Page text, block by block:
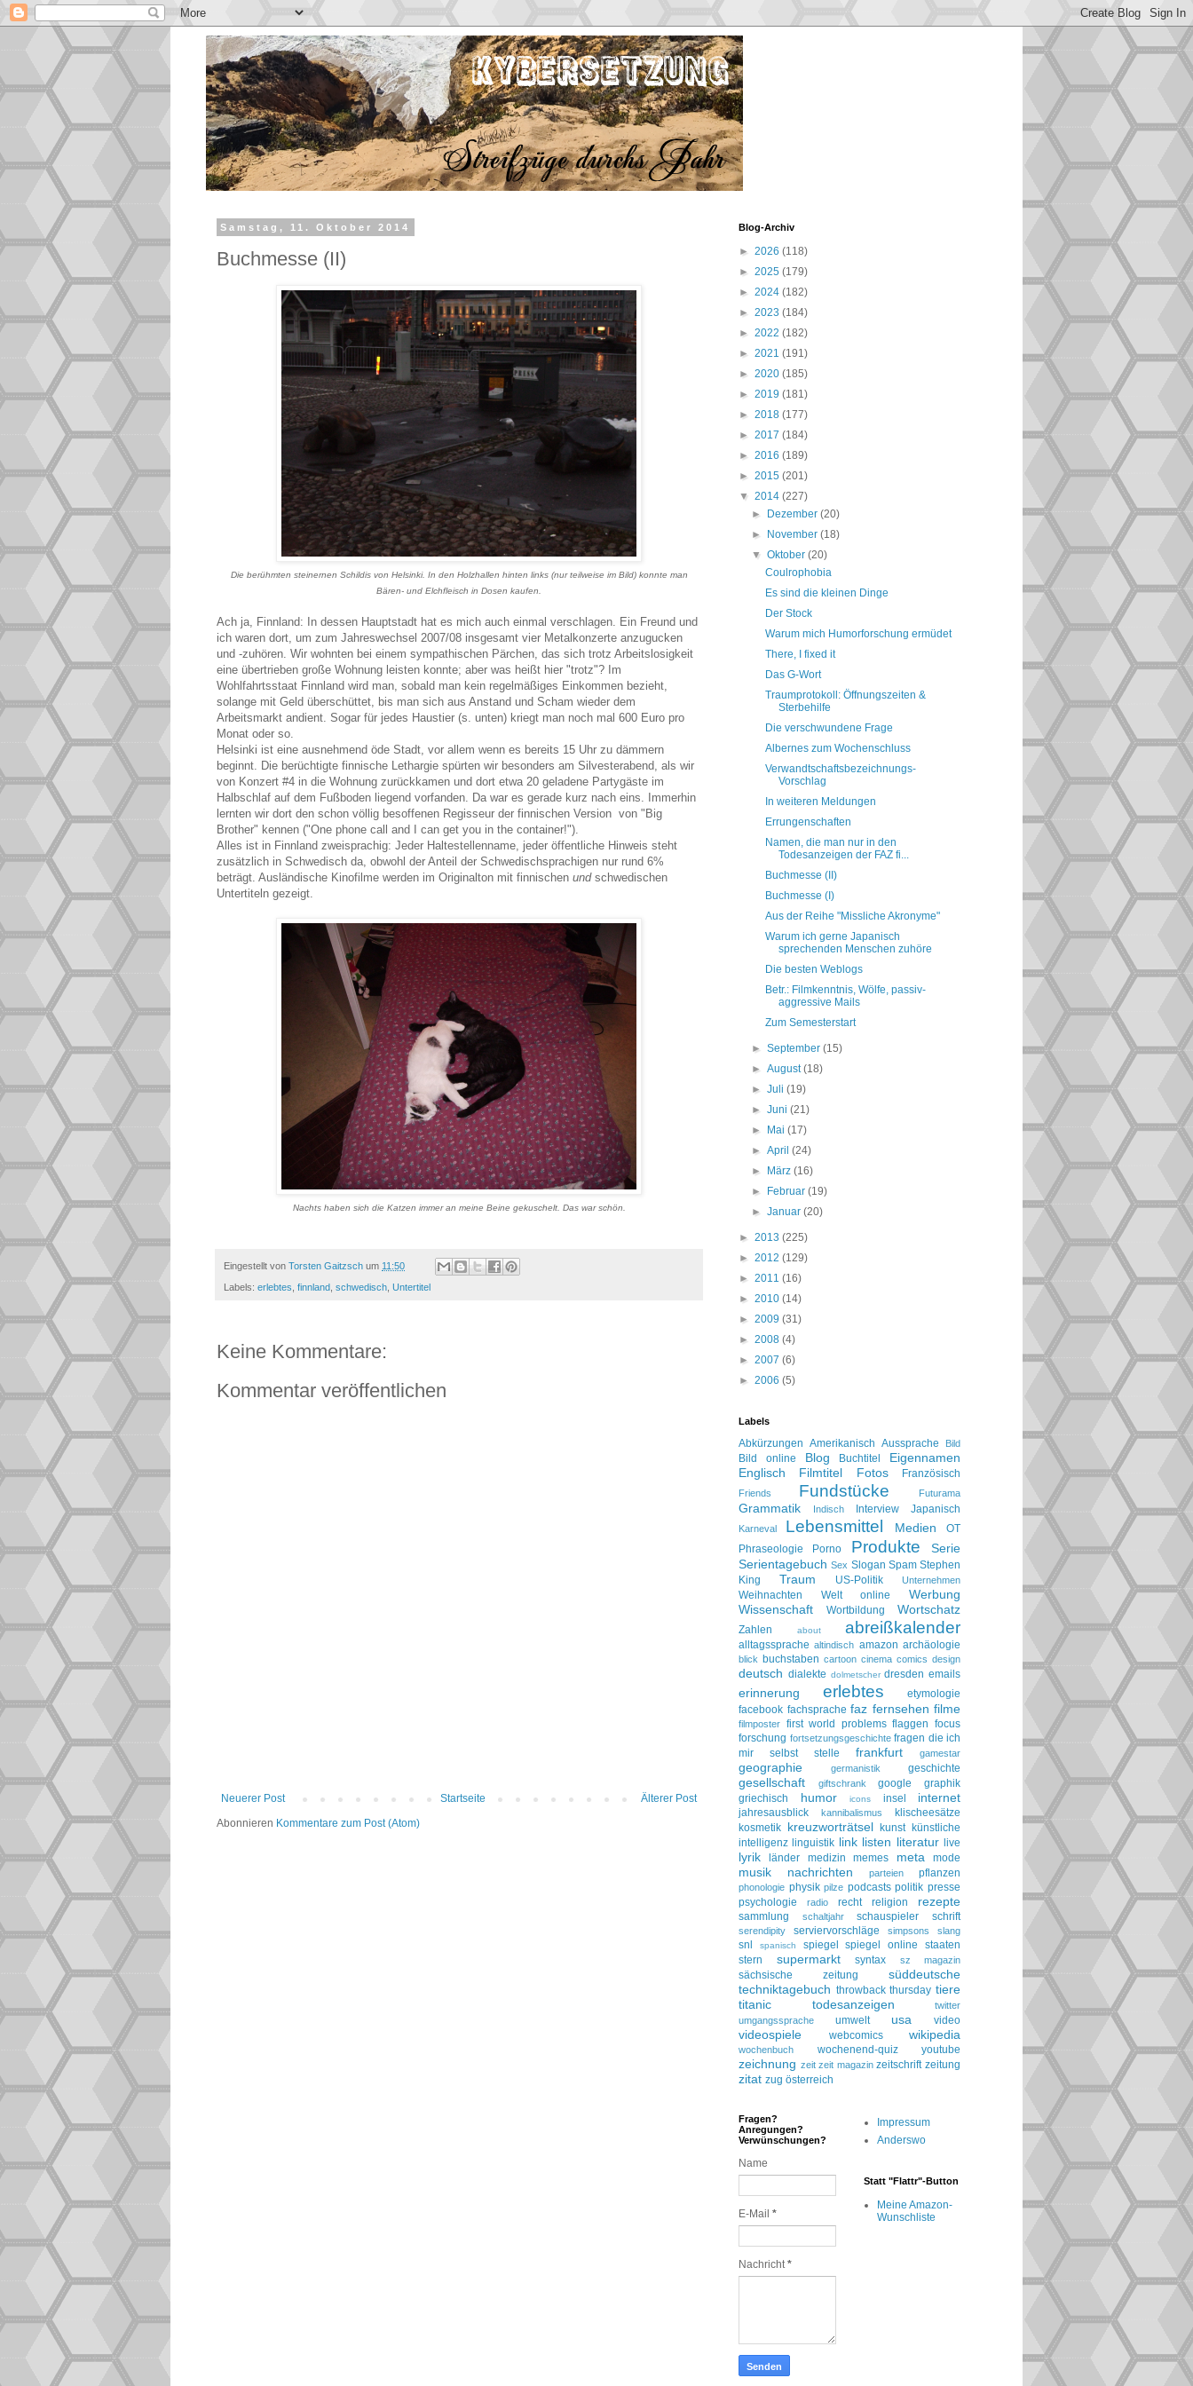
Samstag, 11. Oktober 2014
Buchmesse (II)
Die berühmten steinernen Schildis von Helsinki. In den Holzhallen hinten links (nur teilweise im Bild) konnte man
Bären- und Elchfleisch in Dosen kaufen.
Ach ja, Finnland: In dessen Hauptstadt hat es mich auch einmal verschlagen. Ein Freund und
ich waren dort, um zum Jahreswechsel 2007/08 insgesamt vier Metalkonzerte anzugucken
und -zuhören. Wir wohnten bei einem sympathischen Pärchen, das sich trotz Arbeitslosigkeit
eine übertrieben große Wohnung leisten konnte; aber was heißt hier "trotz"? Im
Wohlfahrtsstaat Finnland wird man, sobald man kein regelmäßiges Einkommen bezieht,
solange mit Geld überschüttet, bis man sich aus Anstand und Scham wieder dem
Arbeitsmarkt andient. Sogar für jedes Haustier (s. unten) kriegt man noch mal 600 Euro pro
Monat oder so.
Helsinki ist eine ausnehmend öde Stadt, vor allem wenn es bereits 15 Uhr zu dämmern
beginnt. Die berüchtigte finnische Lethargie spürten wir besonders am Silvesterabend, als wir
von Konzert #4 in die Wohnung zurückkamen und dort etwa 20 geladene Partygäste im
Halbschlaf auf dem Fußboden liegend vorfanden. Da war es gerade kurz nach eins. Immerhin
lernten wir dort den schon völlig besoffenen Regisseur der finnischen Version von "Big
Brother" kennen ("One phone call and I can get you in the container!").
Alles ist in Finnland zweisprachig: Jeder Haltestellenname, jeder öffentliche Hinweis steht
zusätzlich in Schwedisch da, obwohl der Anteil der Schwedischsprachigen nur rund 6%
beträgt. Ausländische Kinofilme werden im Originalton mit finnischen und schwedischen
Untertiteln gezeigt.
Nachts haben sich die Katzen immer an meine Beine gekuschelt. Das war schön.
Eingestellt von Torsten Gaitzsch um 11:50
Labels: erlebtes finnland schwedisch Untertitel
Keine Kommentare:
Kommentar veröffentlichen
Neuerer Post Älterer Post
Startseite
Abonnieren Kommentare zum Post (Atom)
Blog-Archiv
► 2026 (118)
► 2025 (179)
► 2024 (182)
► 2023 (184)
► 2022 (182)
► 2021 (191)
► 2020 (185)
► 2019 (181)
► 2018 (177)
► 2017 (184)
► 2016 (189)
► 2015 (201)
▼ 2014 (227)
►
Dezember(20)
►
November(18)
▼Oktober(20)
Coulrophobia
Es sind die kleinen Dinge
Der Stock
Warum mich Humorforschung ermüdet
There, I fixed it
Das G-Wort
Traumprotokoll: Öffnungszeiten &
Sterbehilfe
Die verschwundene Frage
Albernes zum Wochenschluss
Verwandtschaftsbezeichnungs-
Vorschlag
In weiteren Meldungen
Errungenschaften
Namen, die man nur in den
Todesanzeigen der FAZ fi...
Buchmesse (II)
Buchmesse (I)
Aus der Reihe "Missliche Akronyme"
Warum ich gerne Japanisch
sprechenden Menschen zuhöre
Die besten Weblogs
Betr.: Filmkenntnis, Wölfe, passiv-
aggressive Mails
Zum Semesterstart
►September(15)
►August(18)
►Juli(19)
►Juni(21)
►
Mai(17)
►April(24)
►
März(16)
►
Februar(19)
►Januar(20)
► 2013 (225)
► 2012 (129)
► 2011 (16)
► 2010 (14)
► 2009 (31)
► 2008 (4)
► 2007 (6)
► 2006 (5)
Labels
Abkürzungen Amerikanisch Aussprache Bild
Bild online Blog Buchtitel
Eigennamen
Englisch
Filmtitel Fotos Französisch
Friends Fundstücke Futurama
Grammatik Indisch Interview Japanisch
Karneval Lebensmittel Medien
OT
Phraseologie
Porno Produkte
Serie
Serientagebuch Sex Slogan Spam Stephen
King
Traum US-Politik Unternehmen
Weihnachten Welt online
Werbung
Wissenschaft
Wortbildung Wortschatz
Zahlen about abreißkalender
alltagssprache altindisch amazon archäologie
blick buchstaben cartoon cinema comics design
deutsch dialekte dolmetscher dresden emails
erinnerung erlebtes
etymologie
facebook fachsprache faz fernsehen filme
filmposter first world problems flaggen focus
forschung fortsetzungsgeschichte fragen die ich
mir selbst stelle
frankfurt gamestar
geographie germanistik geschichte
gesellschaft giftschrank google
graphik
griechisch
humor icons insel internet
jahresausblick kannibalismus
klischeesätze
kosmetik kreuzworträtsel kunst
künstliche
intelligenz linguistik link listen literatur live
lyrik länder medizin memes meta mode
musik nachrichten parteien pflanzen
phonologie physik pilze podcasts politik presse
psychologie
radio recht religion rezepte
sammlung schaltjahr schauspieler schrift
serendipity serviervorschläge simpsons slang
snl spanisch spiegel spiegel online
staaten
stern
supermarkt syntax sz magazin
sächsische zeitung
süddeutsche
techniktagebuch throwback thursday tiere
titanic
todesanzeigen
twitter
umgangssprache
umwelt usa video
videospiele webcomics wikipedia
wochenbuch wochenend-quiz youtube
zeichnung zeit zeit magazin zeitschrift zeitung
zitat zug österreich
Fragen?
Anregungen?
Verwünschungen?
Name
E-Mail *
Nachricht*
Impressum
Anderswo
Statt "Flattr"-Button
Meine Amazon-
Wunschliste